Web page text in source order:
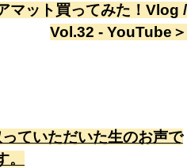
マット買ってみた！Vlog /
Vol.32 - YouTube ＞
ていただいた生のお声で
。